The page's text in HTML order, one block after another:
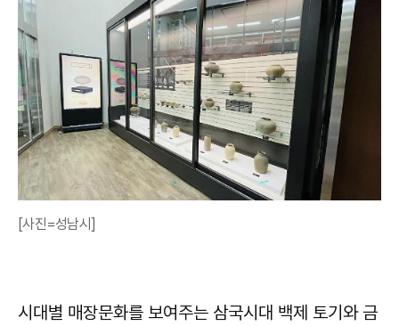
[사진=성남시]
시대별 매장문화를 보여주는 삼국시대 백제 토기와 금